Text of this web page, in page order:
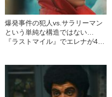
爆発事件の犯人vs.サラリーマン
という単純な構造ではない…
『ラストマイル』でエレナが4日